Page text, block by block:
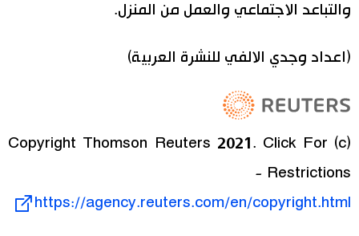
والتباعد الاجتماعي والعمل من المنزل.
(اعداد وجدي الالفي للنشرة العربية)
(c) Copyright Thomson Reuters 2021. Click For
Restrictions -
https://agency.reuters.com/en/copyright.html